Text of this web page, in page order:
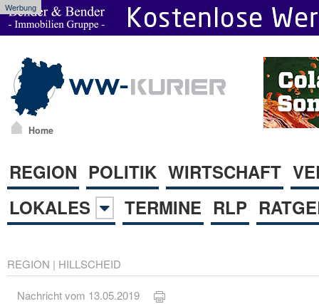
Werbung
Home
REGION POLITIK WIRTSCHAFT
LOKALES
TERMINE RLP
REGION | HILLSCHEID
Nachricht vom 13.05.2019